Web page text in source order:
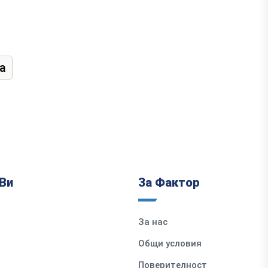
За Фактор
За нас
Общи условия
Поверителност